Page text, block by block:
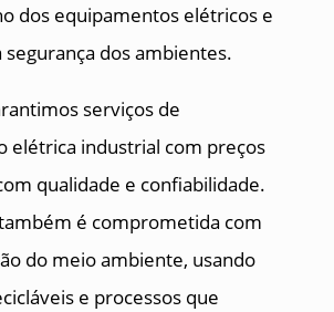
dos equipamentos elétricos e
dos ambientes.
serviços de
elétrica industrial com preços
qualidade e confiabilidade.
é comprometida com
do meio ambiente, usando
e processos que